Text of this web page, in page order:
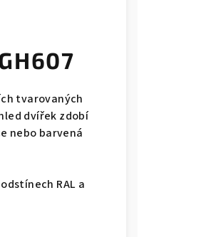
tvarovaných
dvířek zdobí
nebo barvená
RAL a